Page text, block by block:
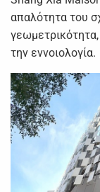
απαλότητα του
την εννοιολογία.